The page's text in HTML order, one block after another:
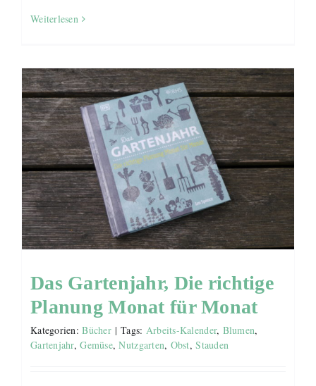
Weiterlesen
Das Gartenjahr, Die richtige
Planung Monat für Monat
Kategorien:Bücher | Tags: Arbeits-Kalender, Blumen,
Gartenjahr,Gemüse,Nutzgarten, Obst,Stauden